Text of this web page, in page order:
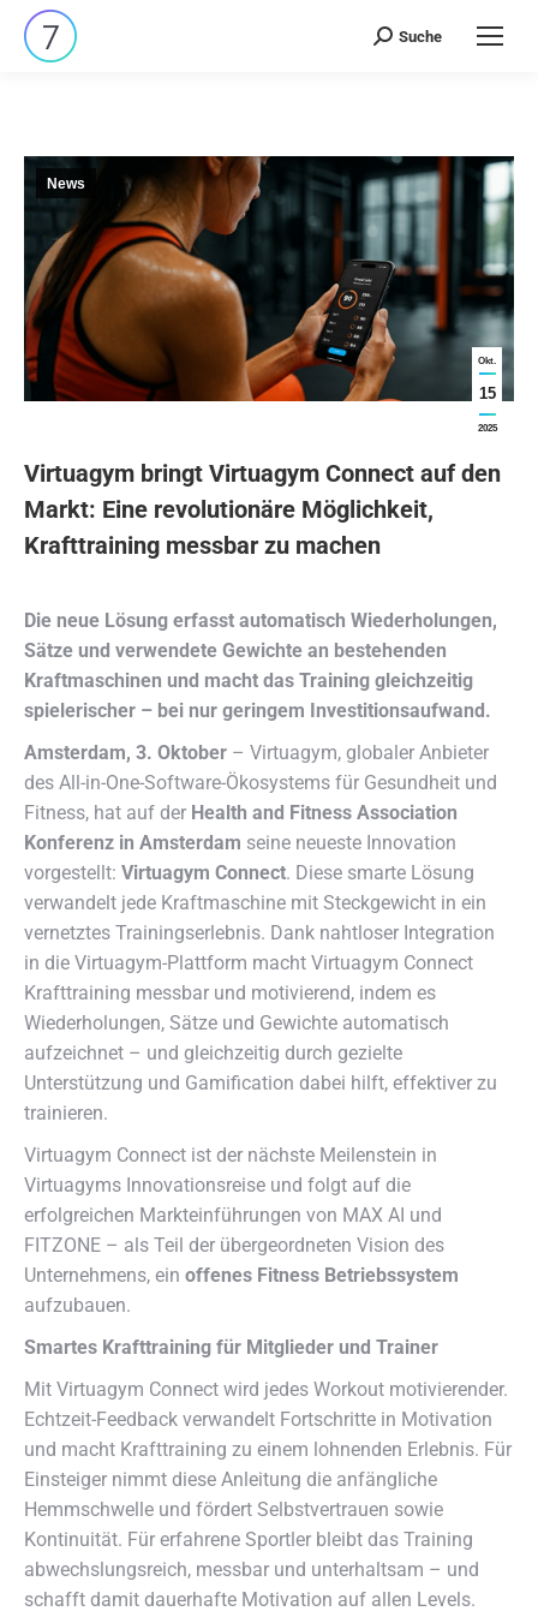
Search:
Suche
Okt.
15
2025
News
Virtuagym bringt Virtuagym Connect auf den
Markt: Eine revolutionäre Möglichkeit,
Krafttraining messbar zu machen
Die neue Lösung erfasst automatisch Wiederholungen,
Sätze und verwendete Gewichte an bestehenden
Kraftmaschinen und macht das Training gleichzeitig
spielerischer – bei nur geringem Investitionsaufwand.
Amsterdam, 3. Oktober – Virtuagym, globaler Anbieter
des All-in-One-Software-Ökosystems für Gesundheit und
Fitness, hat auf der Health and Fitness Association
Konferenz in Amsterdam seine neueste Innovation
vorgestellt: Virtuagym Connect. Diese smarte Lösung
verwandelt jede Kraftmaschine mit Steckgewicht in ein
vernetztes Trainingserlebnis. Dank nahtloser Integration
in die Virtuagym-Plattform macht Virtuagym Connect
Krafttraining messbar und motivierend, indem es
Wiederholungen, Sätze und Gewichte automatisch
aufzeichnet – und gleichzeitig durch gezielte
Unterstützung und Gamification dabei hilft, effektiver zu
trainieren.
Virtuagym Connect ist der nächste Meilenstein in
Virtuagyms Innovationsreise und folgt auf die
erfolgreichen Markteinführungen von MAX AI und
FITZONE – als Teil der übergeordneten Vision des
Unternehmens, ein offenes Fitness Betriebssystem
aufzubauen.
Smartes Krafttraining für Mitglieder und Trainer
Mit Virtuagym Connect wird jedes Workout motivierender.
Echtzeit-Feedback verwandelt Fortschritte in Motivation
und macht Krafttraining zu einem lohnenden Erlebnis. Für
Einsteiger nimmt diese Anleitung die anfängliche
Hemmschwelle und fördert Selbstvertrauen sowie
Kontinuität. Für erfahrene Sportler bleibt das Training
abwechslungsreich, messbar und unterhaltsam – und
schafft damit dauerhafte Motivation auf allen Levels.